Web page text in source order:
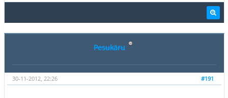
Pesukäru
#191
30-11-2012, 22:26